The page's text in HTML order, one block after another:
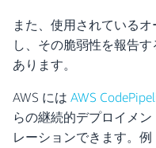
また、使用されている
し、その脆弱性を報告
あります。
AWS には AWS
らの継続的デプロイメ
レーションできます。例